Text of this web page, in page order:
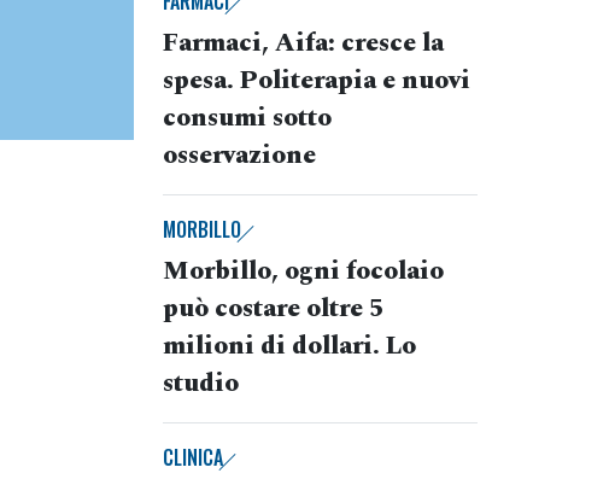
Farmaci, Aifa: cresce la
spesa. Politerapia e nuovi
consumi sotto
osservazione
MORBILLO
Morbillo, ogni focolaio
può costare oltre 5
milioni di dollari. Lo
studio
CLINICA